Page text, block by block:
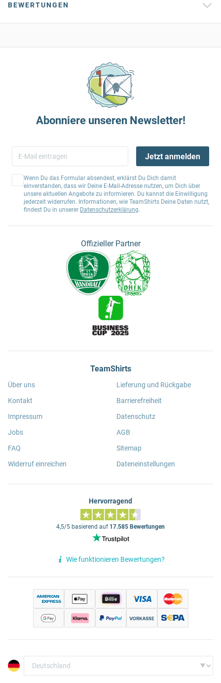
BEWERTUNGEN
Abonniere unseren Newsletter!
Jetzt anmelden
Wenn Du das Formular absendest, erklärst Du Dich damit
einverstanden, dass wir Deine E-Mail-Adresse nutzen, um Dich über
unsere aktuellen Angebote zu informieren. Du kannst die Einwilligung
jederzeit widerrufen. Informationen, wie TeamShirts Deine Daten nutzt,
findest Du in unserer Datenschutzerklärung.
Offizieller Partner
TeamShirts
Über uns
Kontakt
Impressum
Jobs
FAQ
Widerruf einreichen
Lieferung und Rückgabe
Barrierefreiheit
Datenschutz
AGB
Sitemap
Dateneinstellungen
Hervorragend
4,5/5 basierend auf 17.585 Bewertungen
Wie funktionieren Bewertungen?